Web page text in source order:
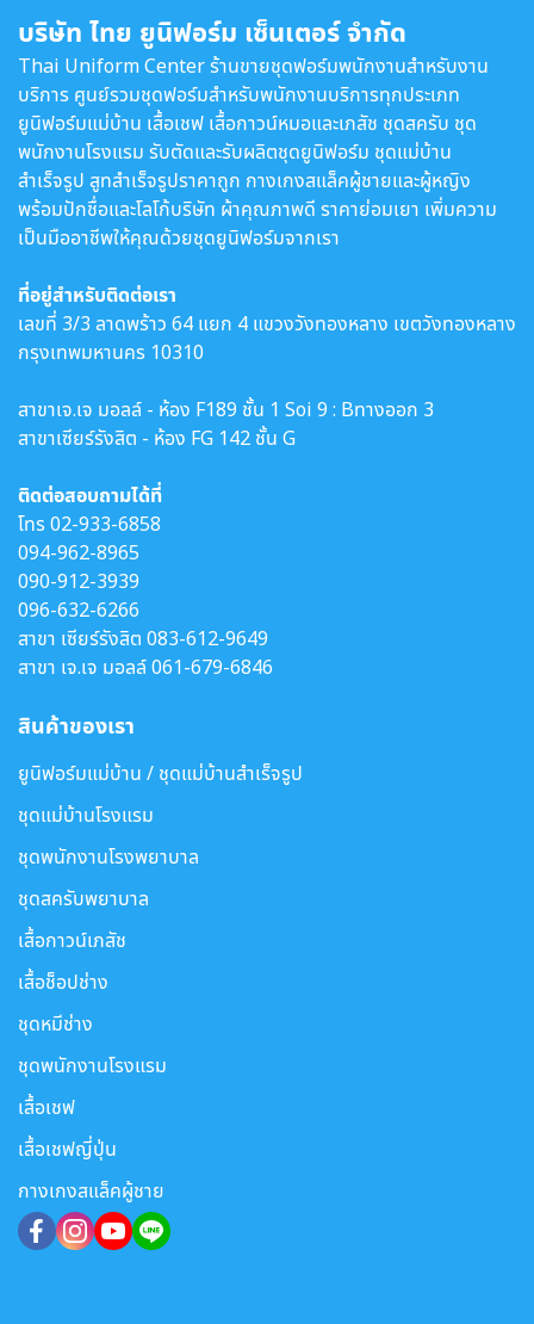
บริษัท ไทย ยูนิฟอร์ม เซ็นเตอร์ จำกัด
Thai Uniform Center ร้านขายชุดฟอร์มพนักงานสำหรับงาน
บริการ ศูนย์รวมชุดฟอร์มสำหรับพนักงานบริการทุกประเภท
ยูนิฟอร์มแม่บ้าน เสื้อเชฟ เสื้อกาวน์หมอและเภสัช ชุดสครับ ชุด
พนักงานโรงแรม รับตัดและรับผลิตชุดยูนิฟอร์ม ชุดแม่บ้าน
สำเร็จรูป สูทสำเร็จรูปราคาถูก กางเกงสแล็คผู้ชายและผู้หญิง
พร้อมปักชื่อและโลโก้บริษัท ผ้าคุณภาพดี ราคาย่อมเยา เพิ่มความ
เป็นมืออาชีพให้คุณด้วยชุดยูนิฟอร์มจากเรา
ที่อยู่สำหรับติดต่อเรา
เลขที่ 3/3 ลาดพร้าว 64 แยก 4 แขวงวังทองหลาง เขตวังทองหลาง
กรุงเทพมหานคร 10310
สาขาเจ.เจ มอลล์ - ห้อง F189 ชั้น 1 Soi 9 : Bทางออก 3
สาขาเซียร์รังสิต - ห้อง FG 142 ชั้น G
ติดต่อสอบถามได้ที่
โทร02-933-6858
094-962-8965
090-912-3939
096-632-6266
สาขา เซียร์รังสิต 083-612-9649
สาขา เจ.เจ มอลล์061-679-6846
สินค้าของเรา
ยูนิฟอร์มแม่บ้าน / ชุดแม่บ้านสำเร็จรูป
ชุดแม่บ้านโรงแรม
ชุดพนักงานโรงพยาบาล
ชุดสครับพยาบาล
เสื้อกาวน์เภสัช
เสื้อช็อปช่าง
ชุดหมีช่าง
ชุดพนักงานโรงแรม
เสื้อเชฟ
เสื้อเชฟญี่ปุ่น
กางเกงสแล็คผู้ชาย